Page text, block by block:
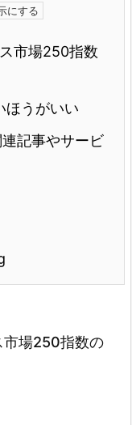
市場250指数
ほうがいい
記事やサービ
市場250指数の